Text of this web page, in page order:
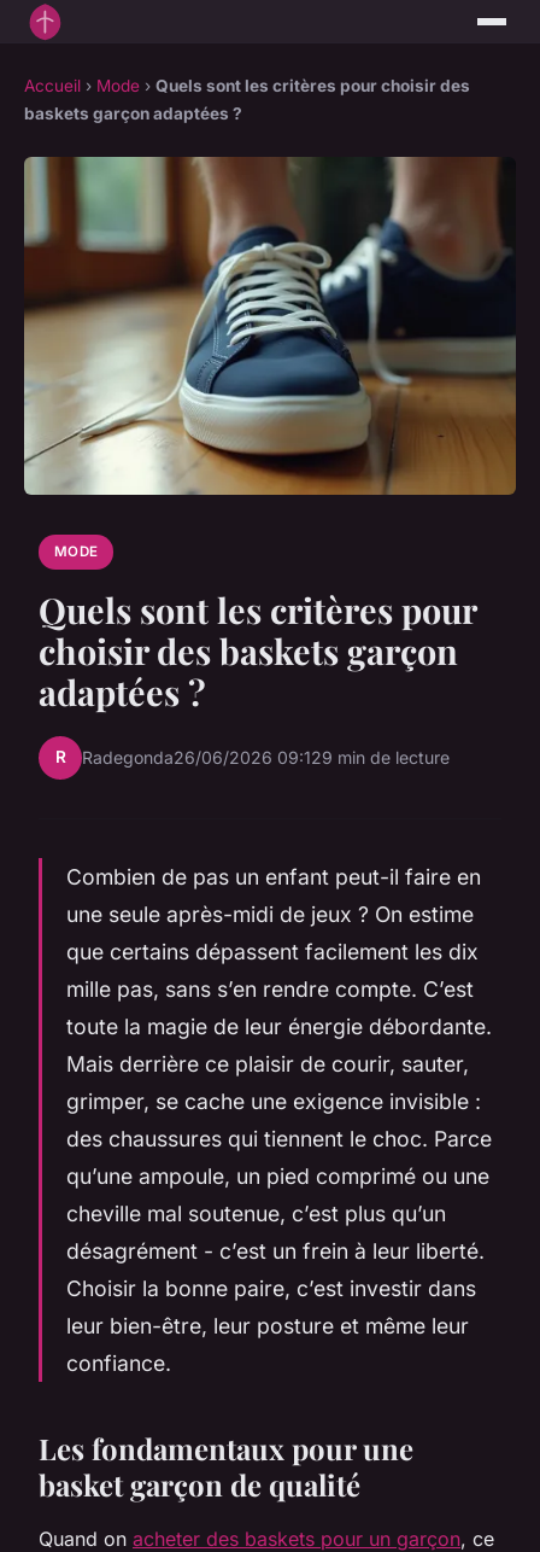
Accueil › Mode › Quels sont les critères pour choisir des
baskets garçon adaptées ?
MODE
Quels sont les critères pour
choisir des baskets garçon
adaptées ?
R Radegonda26/06/2026 09:129 min de lecture
Combien de pas un enfant peut-il faire en
une seule après-midi de jeux ? On estime
que certains dépassent facilement les dix
mille pas, sans s’en rendre compte. C’est
toute la magie de leur énergie débordante.
Mais derrière ce plaisir de courir, sauter,
grimper, se cache une exigence invisible :
des chaussures qui tiennent le choc. Parce
qu’une ampoule, un pied comprimé ou une
cheville mal soutenue, c’est plus qu’un
désagrément - c’est un frein à leur liberté.
Choisir la bonne paire, c’est investir dans
leur bien-être, leur posture et même leur
confiance.
Les fondamentaux pour une
basket garçon de qualité
Quand on acheter des baskets pour un garçon, ce